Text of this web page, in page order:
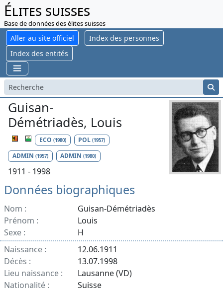
Élites suisses
Base de données des élites suisses
Aller au site officiel
Index des personnes
Index des entités
Guisan-
Démétriadès, Louis
ECO (1980) POL(1957)
ADMIN (1957) ADMIN(1980)
1911 - 1998
Données biographiques
Nom :
Guisan-Démétriadès
Prénom :
Louis
Sexe :
H
Naissance :
12.06.1911
Décès :
13.07.1998
Lieu naissance :
Lausanne (VD)
Nationalité :
Suisse